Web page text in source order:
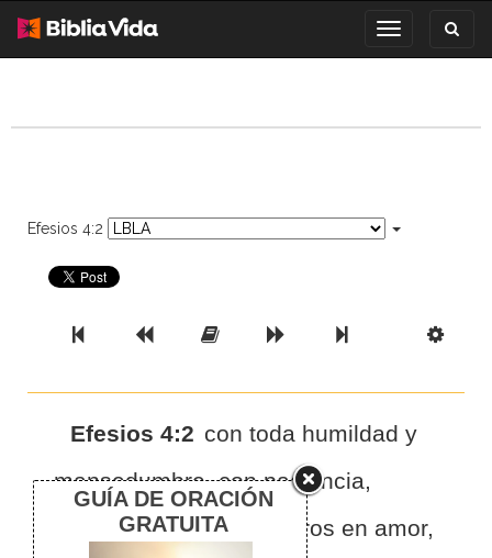
Toggle
navigation
Efesios 4:2
Previous BookPrevious Chapter
Read the Full Chapter
Next Chapter
Next Book
Efesios 4:2 con toda humildad y
mansedumbre, con paciencia,
soportándoos unos a otros en amor,